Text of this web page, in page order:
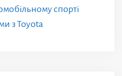
спорті
з Toyota